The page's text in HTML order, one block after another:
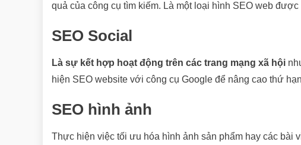
quả của công cụ tìm kiếm. Là một loại hình SEO web
SEO Social
Là sự kết hợp hoạt động trên các trang mạng xã hội
hiện SEO website với công cụ Google để nâng cao thứ
SEO hình ảnh
Thực hiện việc tối ưu hóa hình ảnh sản phẩm hay các bài